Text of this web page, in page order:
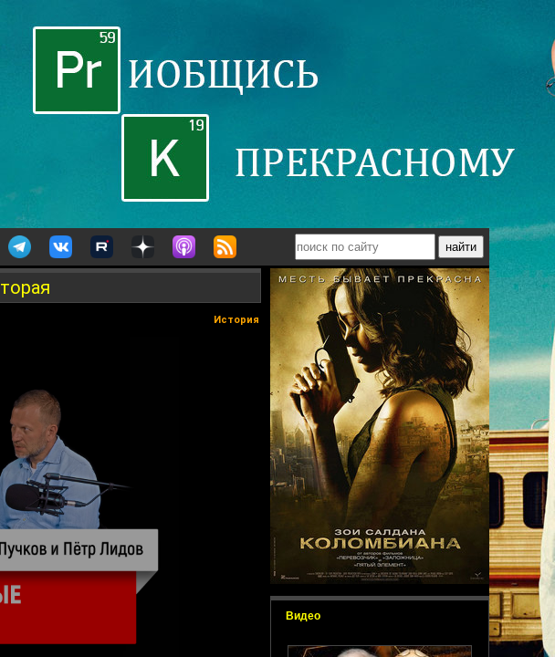
Видео
История